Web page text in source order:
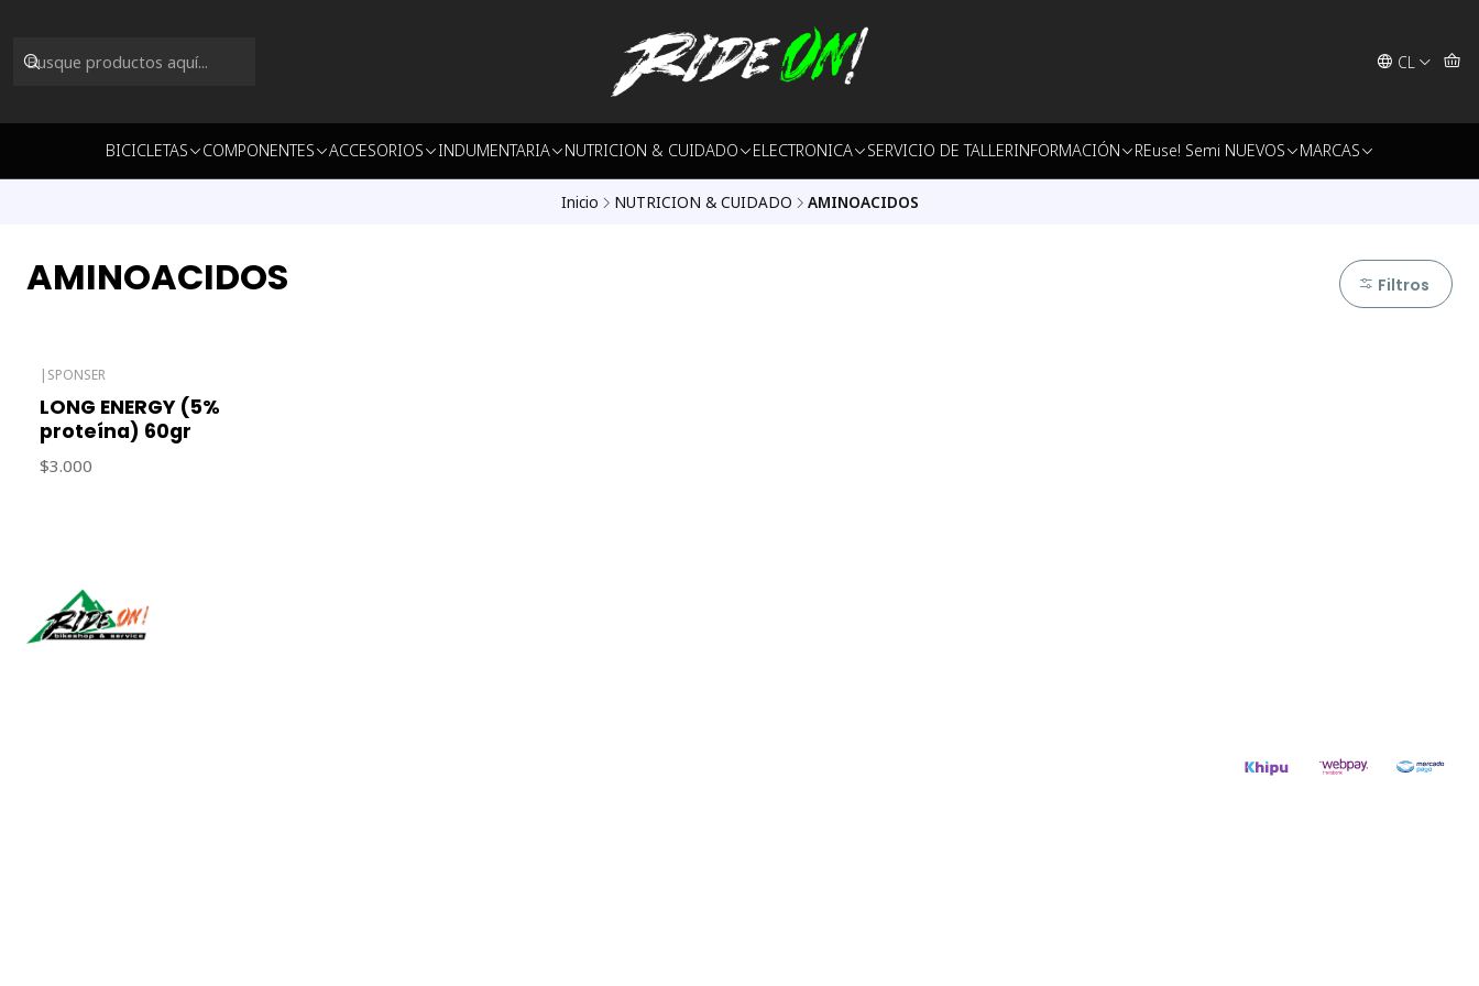
CL
BICICLETAS COMPONENTES ACCESORIOS INDUMENTARIA NUTRICION & CUIDADO ELECTRONICA SERVICIO DE TALLERINFORMACIÓN REuse! Semi NUEVOS MARCAS
Inicio NUTRICION & CUIDADO AMINOACIDOS
AMINOACIDOS Filtros
| SPONSER
LONG ENERGY (5%
proteína) 60gr
$3.000